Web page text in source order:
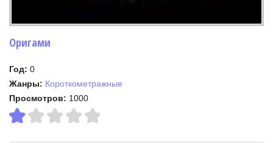
Оригами
Год: 0
Жанры: Короткометражные
Просмотров: 1000